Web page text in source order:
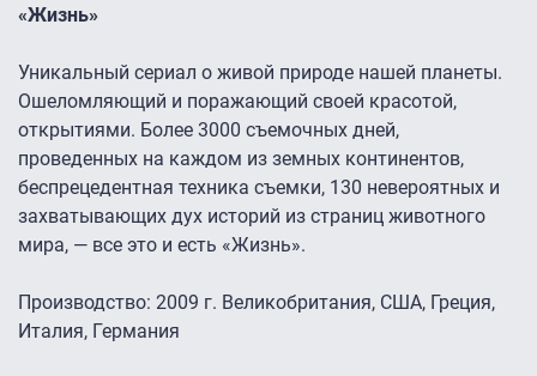
«Жизнь»
Уникальный сериал о живой природе нашей планеты.
Ошеломляющий и поражающий своей красотой,
открытиями. Более 3000 съемочных дней,
проведенных на каждом из земных континентов,
беспрецедентная техника съемки, 130 невероятных и
захватывающих дух историй из страниц животного
мира, — все это и есть «Жизнь».
Производство: 2009 г. Великобритания, США, Греция,
Италия, Германия